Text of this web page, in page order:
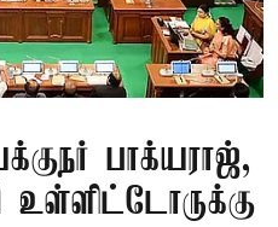
பாக்யராஜ்,
உள்ளிட்டோருக்கு